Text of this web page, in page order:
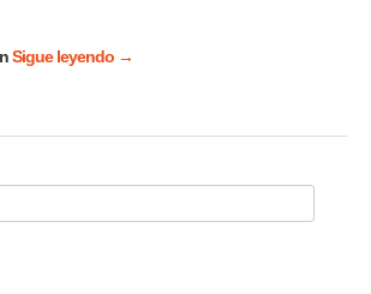
Sigue leyendo →